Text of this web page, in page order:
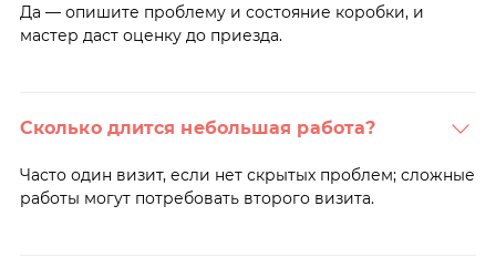
Да — опишите проблему и состояние коробки, и
мастер даст оценку до приезда.
Сколько длится небольшая работа?
Часто один визит, если нет скрытых проблем; сложные
работы могут потребовать второго визита.